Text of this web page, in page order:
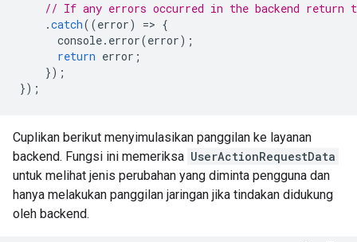
// If any errors occurred in the backend return
.catch((error) => {
console. error(error);
return error ;
});
});
Cuplikan berikut menyimulasikan panggilan ke layanan
backend. Fungsi ini memeriksa UserActionRequestData
untuk melihat jenis perubahan yang diminta pengguna dan
hanya melakukan panggilan jaringan jika tindakan didukung
oleh backend.